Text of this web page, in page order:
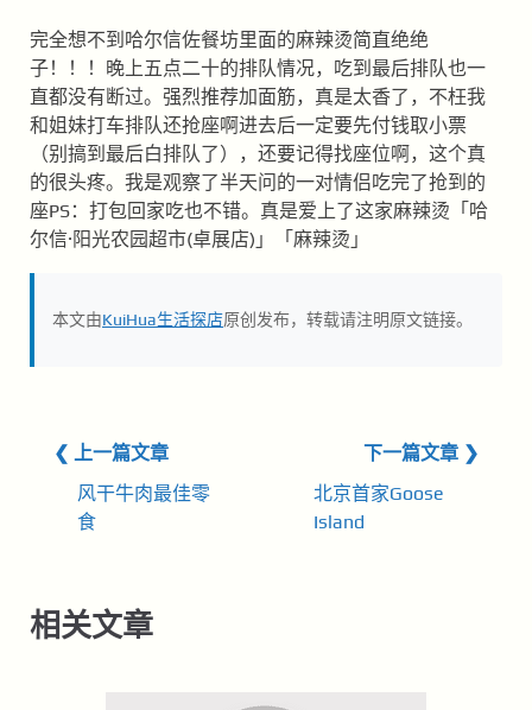
完全想不到哈尔信佐餐坊里面的麻辣烫简直绝绝
子！！！晚上五点二十的排队情况，吃到最后排队也一
直都没有断过。强烈推荐加面筋，真是太香了，不枉我
和姐妹打车排队还抢座啊进去后一定要先付钱取小票
（别搞到最后白排队了），还要记得找座位啊，这个真
的很头疼。我是观察了半天问的一对情侣吃完了抢到的
座PS：打包回家吃也不错。真是爱上了这家麻辣烫「哈
尔信·阳光农园超市(卓展店)」「麻辣烫」
本文由KuiHua生活探店原创发布，转载请注明原文链接。
❮ 上一篇文章
风干牛肉最佳零
食
下一篇文章 ❯
北京首家Goose
Island
相关文章